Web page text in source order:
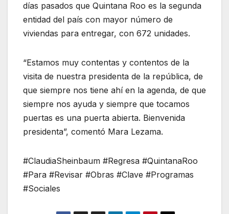
días pasados ​​que Quintana Roo es la segunda
entidad del país con mayor número de
viviendas para entregar, con 672 unidades.
“Estamos muy contentas y contentos de la
visita de nuestra presidenta de la república, de
que siempre nos tiene ahí en la agenda, de que
siempre nos ayuda y siempre que tocamos
puertas es una puerta abierta. Bienvenida
presidenta”, comentó Mara Lezama.
#ClaudiaSheinbaum #Regresa #QuintanaRoo
#Para #Revisar #Obras #Clave #Programas
#Sociales